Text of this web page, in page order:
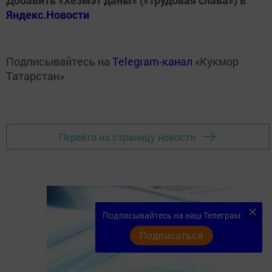
Яндекс.Новости
Подписывайтесь на Telegram-канал «Кукмор
Татарстан»
Перейти на страницу новости
Подписывайтесь на наш Телеграм
Подписаться